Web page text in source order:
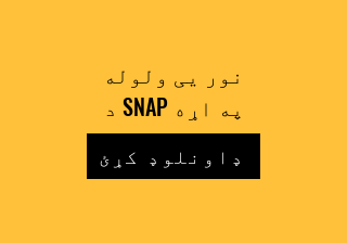
نور یی ولوله
د SNAP په اړه
ډاونلوډ کړئ